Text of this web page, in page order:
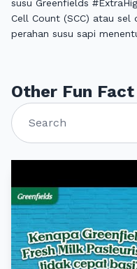
susu Greenfields
Cell Count (SCC) atau
perahan susu sapi
Other Fun Fact